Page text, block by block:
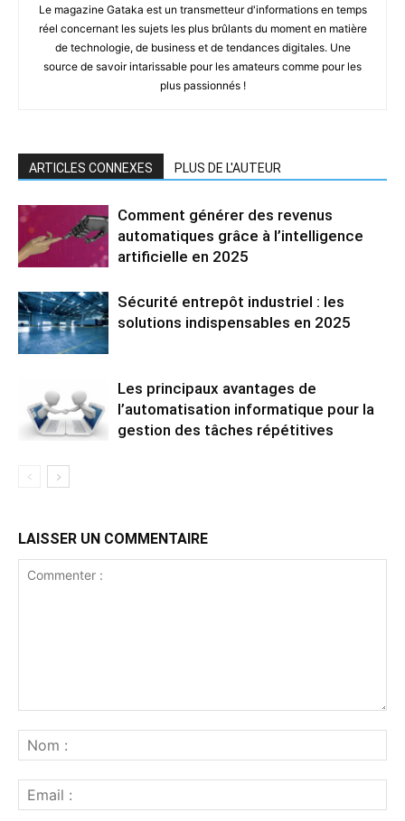
Le magazine Gataka est un transmetteur d'informations en temps
réel concernant les sujets les plus brûlants du moment en matière
de technologie, de business et de tendances digitales. Une
source de savoir intarissable pour les amateurs comme pour les
plus passionnés !
ARTICLES CONNEXES PLUS DE L'AUTEUR
Comment générer des revenus
automatiques grâce à l’intelligence
artificielle en 2025
Sécurité entrepôt industriel : les
solutions indispensables en 2025
Les principaux avantages de
l’automatisation informatique pour la
gestion des tâches répétitives
LAISSER UN COMMENTAIRE